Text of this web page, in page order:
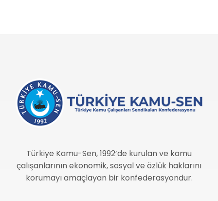
Türkiye Kamu-Sen, 1992’de kurulan ve kamu
çalışanlarının ekonomik, sosyal ve özlük haklarını
korumayı amaçlayan bir konfederasyondur.